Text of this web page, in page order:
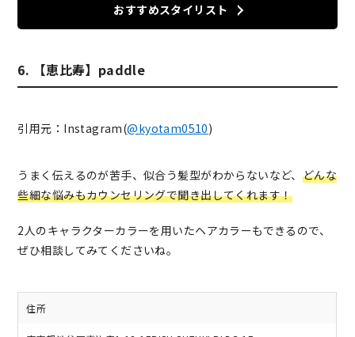
おすすめスタイリスト
6. 【恵比寿】paddle
引用元：Instagram(@kyotam0510)
うまく伝えるのが苦手、似合う髪型がわからないなど、 どんな
些細な悩みもカウンセリングで聞き出してくれます！
2人のキャラクターカラーを用いたヘアカラーもできるので、
ぜひ相談してみてくださいね。
住所